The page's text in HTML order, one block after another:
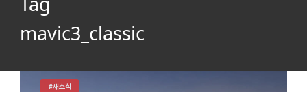
mavic3_classic
#새소식